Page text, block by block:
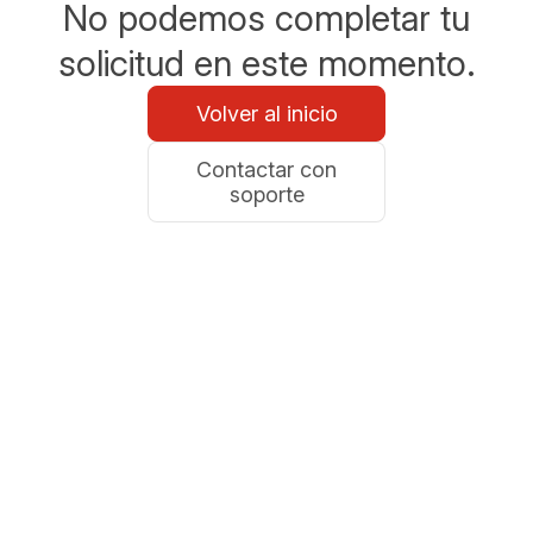
No podemos completar tu
solicitud en este momento.
Volver al inicio
Contactar con
soporte